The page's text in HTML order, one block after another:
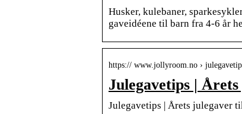
Husker, kulebaner,
gaveidéene til barn fra 4-6 år
https:// www.jollyroom.no ›
Julegavetips |
Julegavetips | Årets julegaver